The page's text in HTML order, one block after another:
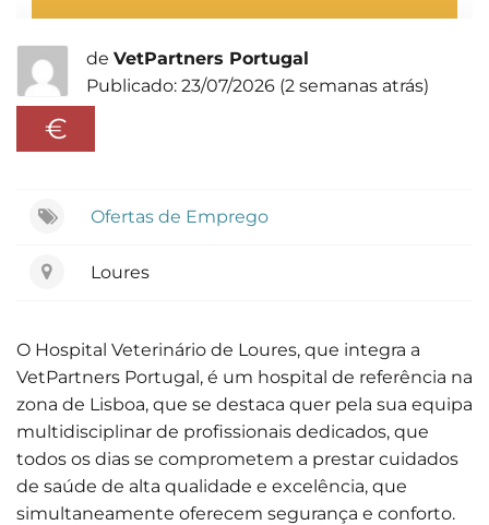
de VetPartners Portugal
Publicado: 23/07/2026 (2 semanas atrás)
€
Ofertas de Emprego
Loures
O Hospital Veterinário de Loures, que integra a
VetPartners Portugal, é um hospital de referência na
zona de Lisboa, que se destaca quer pela sua equipa
multidisciplinar de profissionais dedicados, que
todos os dias se comprometem a prestar cuidados
de saúde de alta qualidade e excelência, que
simultaneamente oferecem segurança e conforto.